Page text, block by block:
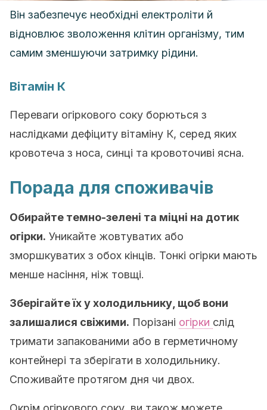
Він забезпечує необхідні електроліти й
відновлює зволоження клітин організму, тим
самим зменшуючи затримку рідини.
Вітамін К
Переваги огіркового соку борються з
наслідками дефіциту вітаміну К, серед яких
кровотеча з носа, синці та кровоточиві ясна.
Порада для споживачів
Обирайте темно-зелені та міцні на дотик
огірки. Уникайте жовтуватих або
зморшкуватих з обох кінців. Тонкі огірки мають
менше насіння, ніж товщі.
Зберігайте їх у холодильнику, щоб вони
залишалися свіжими. Порізані огірки слід
тримати запакованими або в герметичному
контейнері та зберігати в холодильнику.
Споживайте протягом дня чи двох.